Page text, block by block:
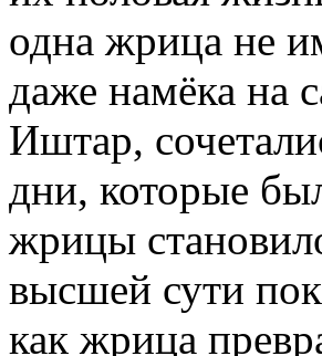
одна жрица не
даже намёка на
Иштар,
дни, которые
жрицы
высшей сути
как жрица